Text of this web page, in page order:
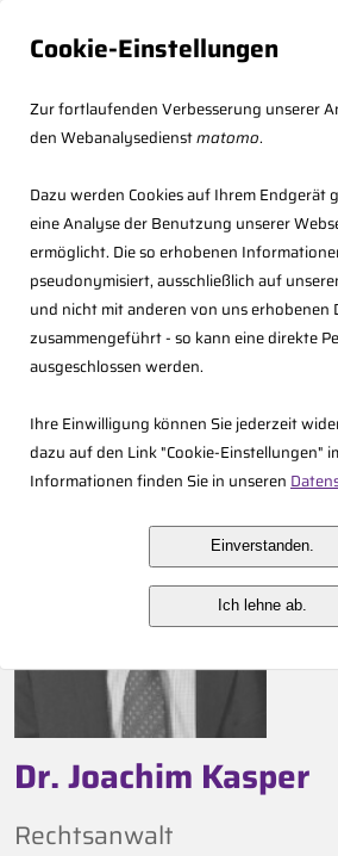
Cookie-Einstellungen
Zur fortlaufenden Verbesserung unserer
den Webanalysedienstmatomo.
Dazu werden Cookies auf Ihrem Endgerät
eine Analyse der Benutzung unserer
ermöglicht. Die so erhobenen
pseudonymisiert, ausschließlich auf
und nicht mit anderen von uns erhobenen
zusammengeführt - so kann eine direkte
ausgeschlossen werden.
Ihre Einwilligung können Sie jederzeit
dazu auf den Link "Cookie-Einstellungen"
Informationen finden Sie in unseren
Einverstanden.
Ich lehne ab.
<< Zurück
Dr. Joachim Kasper
Rechtsanwalt